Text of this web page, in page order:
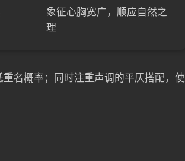
象征心胸宽广，顺应自然之
理
重名概率；同时注重声调的平仄搭配，使